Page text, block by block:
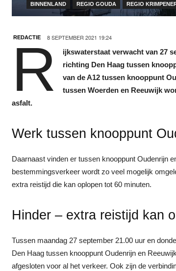
BINNENLAND REGIO GOUDA REGIO
REDACTIE 8 SEPTEMBER 2021 19:24
R ijkswaterstaat verwacht van 27
richting Den Haag tussen
van de A12 tussen knooppunt
tussen Woerden en Reeuwijk
asfalt.
Werk tussen knooppunt
Daarnaast vinden er tussen knooppunt Oudenrijn
bestemmingsverkeer wordt zo veel mogelijk
extra reistijd die kan oplopen tot 60 minuten.
Hinder – extra reistijd kan
Tussen maandag 27 september 21.00 uur en
Den Haag tussen knooppunt Oudenrijn en
afgesloten voor al het verkeer. Ook zijn de